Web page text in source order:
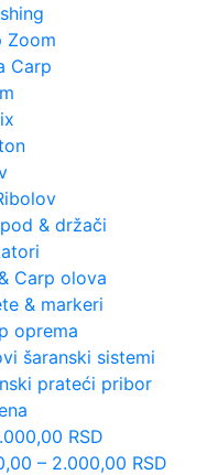
Zoom
Carp
& držači
Carp olova
& markeri
oprema
šaranski sistemi
prateći pribor
RSD
– 2.000,00 RSD